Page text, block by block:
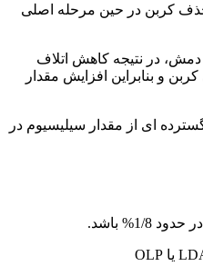
حذف کربن در حین مرحله اصلی
دمش، در نتیجه کاهش اتلاف
و بنابراین افزایش مقدار
ای از مقدار سیلیسیوم در
باشد.